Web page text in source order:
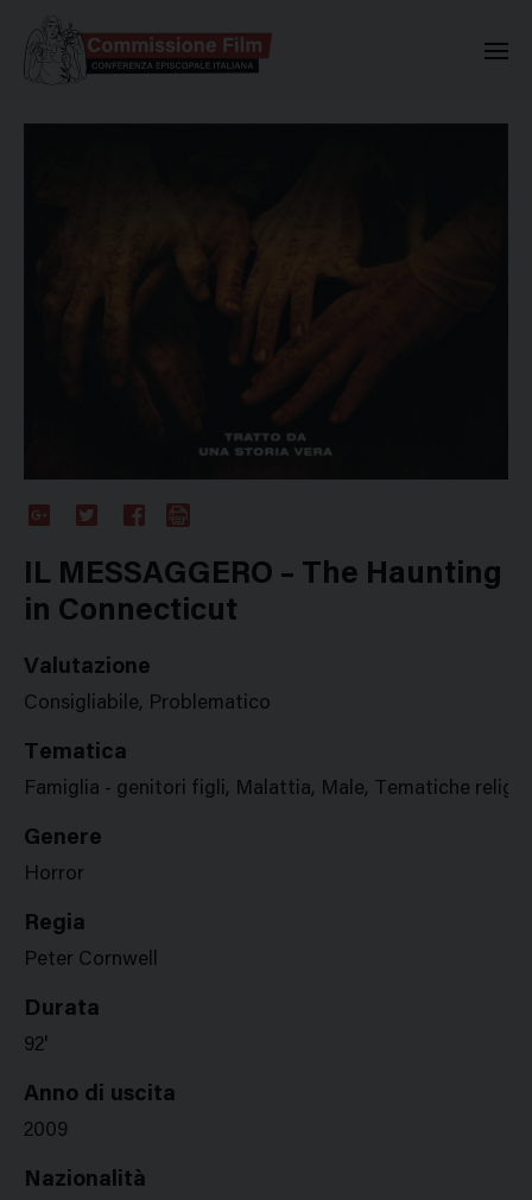
Plus
IL MESSAGGERO – The Haunting
in Connecticut
Valutazione
Consigliabile, Problematico
Tematica
Famiglia - genitori figli, Malattia, Male, Tematiche
Genere
Horror
Regia
Peter Cornwell
Durata
92'
Anno di uscita
2009
Nazionalità